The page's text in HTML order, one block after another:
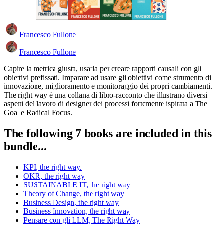
Francesco Fullone
Francesco Fullone
Capire la metrica giusta, usarla per creare rapporti causali con gli
obiettivi prefissati. Imparare ad usare gli obiettivi come strumento di
innovazione, miglioramento e monitoraggio dei propri cambiamenti.
The right way è una collana di libro-racconto che illustrano diversi
aspetti del lavoro di designer dei processi fortemente ispirata a The
Goal e Radical Focus.
The following 7 books are included in this
bundle...
KPI, the right way.
OKR, the right way
SUSTAINABLE IT, the right way
Theory of Change, the right way
Business Design, the right way
Business Innovation, the right way
Pensare con gli LLM, The Right Way